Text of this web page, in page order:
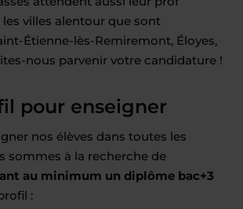
villes alentour que sont
Étienne-lès-Remiremont, Éloyes,
nous parvenir votre candidature !
pour enseigner
nos élèves dans toutes les
sommes à la recherche de
au minimum un diplôme bac+3
: